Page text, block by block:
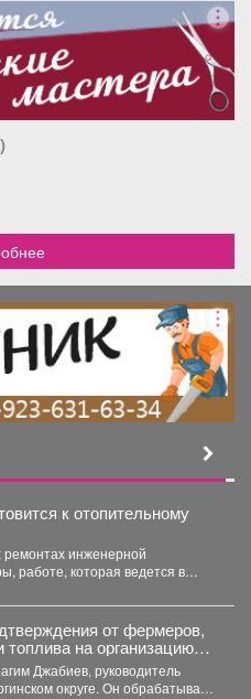
к отопительному
инженерной
работе, которая ведется в
от фермеров,
топлива на организацию
уже начались.
Джабиев, руководитель
округе. Он обрабатывает